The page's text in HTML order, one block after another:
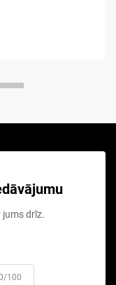
drīz.
100